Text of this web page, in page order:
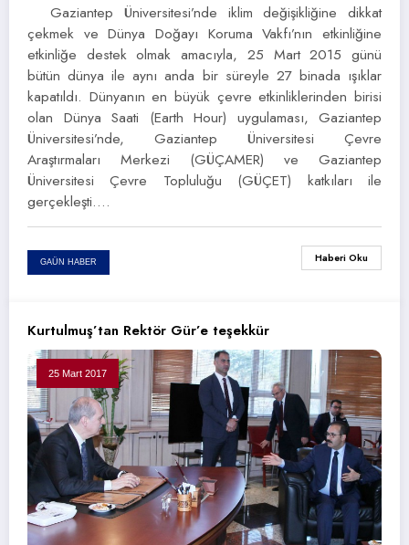
Gaziantep Üniversitesi’nde iklim değişikliğine dikkat
çekmek ve Dünya Doğayı Koruma Vakfı’nın etkinliğine
etkinliğe destek olmak amacıyla, 25 Mart 2015 günü
bütün dünya ile aynı anda bir süreyle 27 binada ışıklar
kapatıldı. Dünyanın en büyük çevre etkinliklerinden birisi
olan Dünya Saati (Earth Hour) uygulaması, Gaziantep
Üniversitesi’nde, Gaziantep Üniversitesi Çevre
Araştırmaları Merkezi (GÜÇAMER) ve Gaziantep
Üniversitesi Çevre Topluluğu (GÜÇET) katkıları ile
gerçekleşti.…
GAÜN HABER Haberi Oku
Kurtulmuş’tan Rektör Gür’e teşekkür
25 Mart 2017